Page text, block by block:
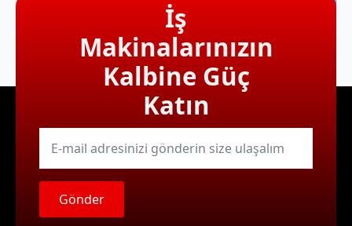
İş
Makinalarınızın
Kalbine Güç
Katın
E-
mail
Gönder